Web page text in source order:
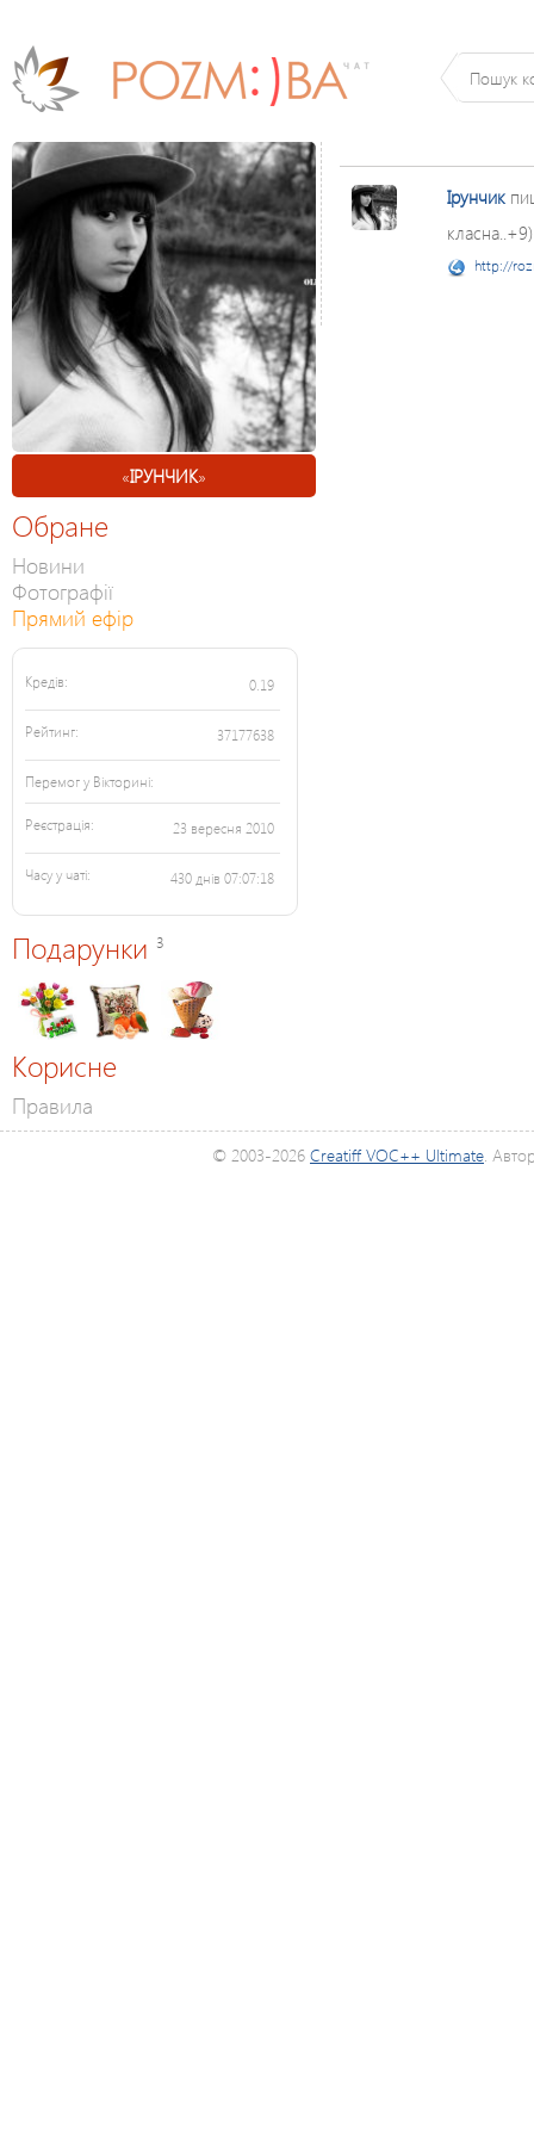
«ІРУНЧИК»
Обране
Новини
Фотографії
Прямий ефір
Кредів: 0.19
Рейтинг: 37177638
Перемог у Вікторині:
Реєстрація: 23 вересня 2010
Часу у чаті: 430 днів 07:07:18
Подарунки 3
Корисне
Правила
Ірунчик
класна..+9)
http://
© 2003-2026 Creatiff VOC++ Ultimate.